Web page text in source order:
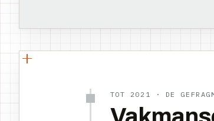
TOT 2021 · DE